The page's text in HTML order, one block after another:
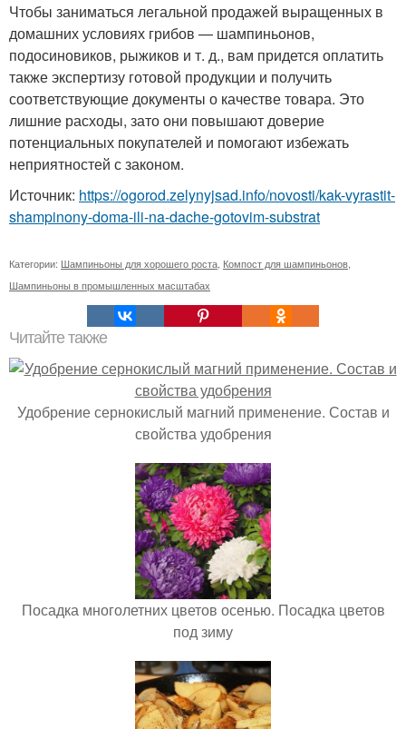
Чтобы заниматься легальной продажей выращенных в
домашних условиях грибов — шампиньонов,
подосиновиков, рыжиков и т. д., вам придется оплатить
также экспертизу готовой продукции и получить
соответствующие документы о качестве товара. Это
лишние расходы, зато они повышают доверие
потенциальных покупателей и помогают избежать
неприятностей с законом.
Источник: https://ogorod.zelynyjsad.info/novosti/kak-vyrastit-
shampinony-doma-ili-na-dache-gotovim-substrat
Категории: Шампиньоны для хорошего роста, Компост для шампиньонов,
Шампиньоны в промышленных масштабах
Читайте также
Удобрение сернокислый магний применение. Состав и
свойства удобрения
Посадка многолетних цветов осенью. Посадка цветов
под зиму